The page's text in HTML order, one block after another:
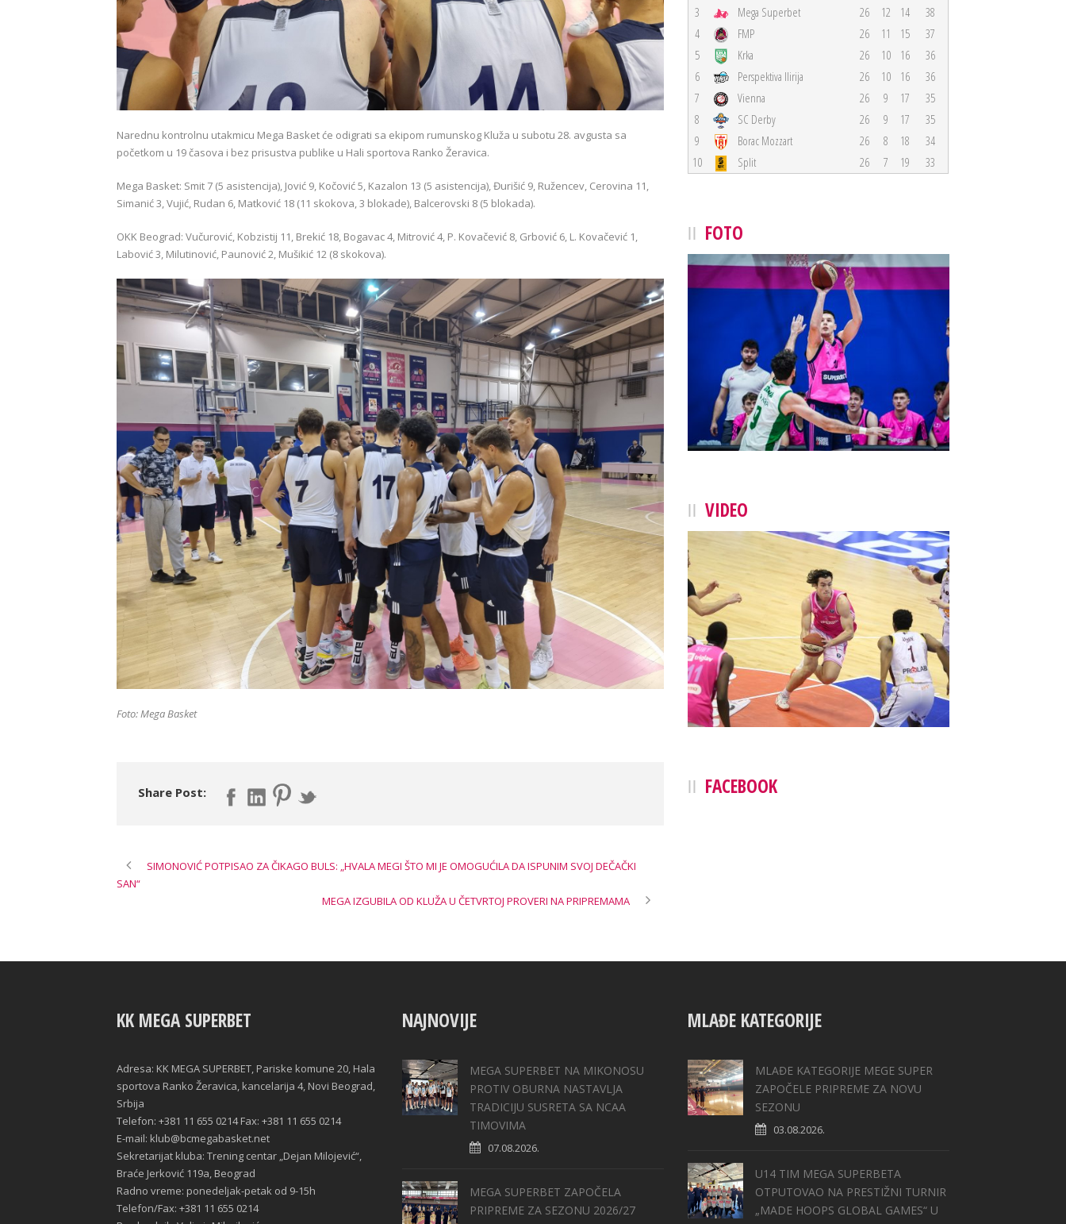
Narednu kontrolnu utakmicu Mega Basket će odigrati sa ekipom rumunskog Kluža u subotu 28. avgusta sa
početkom u 19 časova i bez prisustva publike u Hali sportova Ranko Žeravica.
Mega Basket: Smit 7 (5 asistencija), Jović 9, Kočović 5, Kazalon 13 (5 asistencija), Đurišić 9, Ružencev, Cerovina 11,
Simanić 3, Vujić, Rudan 6, Matković 18 (11 skokova, 3 blokade), Balcerovski 8 (5 blokada).
OKK Beograd: Vučurović, Kobzistij 11, Brekić 18, Bogavac 4, Mitrović 4, P. Kovačević 8, Grbović 6, L. Kovačević 1,
Labović 3, Milutinović, Paunović 2, Mušikić 12 (8 skokova).
Foto: Mega Basket
Share Post:
SIMONOVIĆ POTPISAO ZA ČIKAGO BULS: „HVALA MEGI ŠTO MI JE OMOGUĆILA DA ISPUNIM SVOJ DEČAČKI
SAN“
MEGA IZGUBILA OD KLUŽA U ČETVRTOJ PROVERI NA PRIPREMAMA
3
Mega Superbet 26 12 14
38
4
FMP 26 11 15
37
5
Krka 26 10 16
36
6
Perspektiva Ilirija 26 10 16
36
7
Vienna 26 9 17
35
8
SC Derby 26 9 17
35
9
Borac Mozzart 26 8 18
34
10
Split 26 7 19 33
FOTO
VIDEO
FACEBOOK
KK MEGA SUPERBET
Adresa: KK MEGA SUPERBET, Pariske komune 20, Hala
sportova Ranko Žeravica, kancelarija 4, Novi Beograd,
Srbija
Telefon: +381 11 655 0214 Fax: +381 11 655 0214
E-mail: klub@bcmegabasket.net
Sekretarijat kluba: Trening centar „Dejan Milojević“,
Braće Jerković 119a, Beograd
Radno vreme: ponedeljak-petak od 9-15h
Telefon/Fax: +381 11 655 0214
NAJNOVIJE
MEGA SUPERBET NA MIKONOSU
PROTIV OBURNA NASTAVLJA
TRADICIJU SUSRETA SA NCAA
TIMOVIMA
07.08.2026.
MEGA SUPERBET ZAPOČELA
PRIPREME ZA SEZONU 2026/27
MLAĐE KATEGORIJE
MLAĐE KATEGORIJE MEGE SUPER
ZAPOČELE PRIPREME ZA NOVU
SEZONU
03.08.2026.
U14 TIM MEGA SUPERBETA
OTPUTOVAO NA PRESTIŽNI TURNIR
„MADE HOOPS GLOBAL GAMES“ U